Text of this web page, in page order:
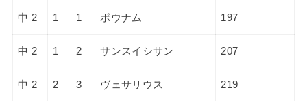
中 2 1 1 ポウナム 197
中 2 1 2 サンスイシサン 207
中 2 2 3 ヴェサリウス 219